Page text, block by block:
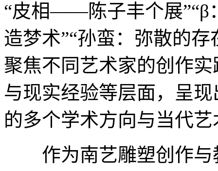
“皮相——陈子丰个展”“β
造梦术”“孙蛮：弥散的存
聚焦不同艺术家的创作
与现实经验等层面，呈
的多个学术方向与当代
作为南艺雕塑创作与